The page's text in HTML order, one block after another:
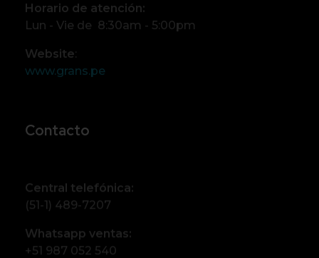
Horario de atención:
Lun - Vie de 8:30am - 5:00pm
Website:
www.grans.pe
Contacto
Central telefónica:
(51-1) 489-7207
Whatsapp ventas:
+51 987 052 540